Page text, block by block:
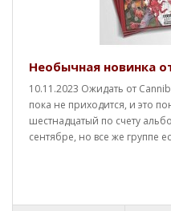
Необычная новинка
10.11.2023 Ожидать от
пока не приходится, и это
шестнадцатый по счету
сентябре, но все же группе